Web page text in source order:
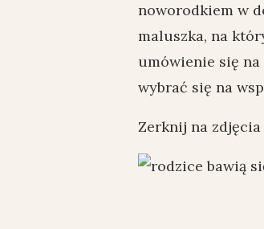
noworodkiem w
maluszka, na
umówienie się na
wybrać się na
Zerknij na